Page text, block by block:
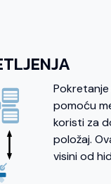
pomoću
koristi za
položaj.
visini od